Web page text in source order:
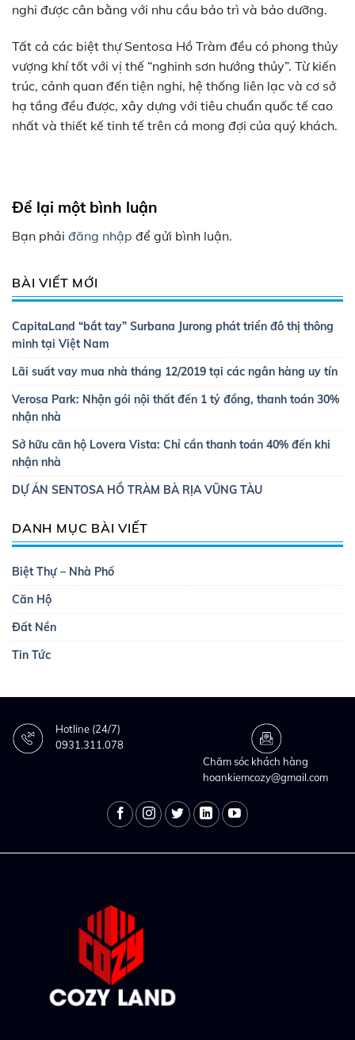
nghi được cân bằng với nhu cầu bảo trì và bảo dưỡng.
Tất cả các biệt thự Sentosa Hồ Tràm đều có phong thủy
vượng khí tốt với vị thế “nghinh sơn hướng thủy”. Từ kiến
trúc, cảnh quan đến tiện nghi, hệ thống liên lạc và cơ sở
hạ tầng đều được, xây dựng với tiêu chuẩn quốc tế cao
nhất và thiết kế tinh tế trên cả mong đợi của quý khách.
Để lại một bình luận
Bạn phải đăng nhập để gửi bình luận.
BÀI VIẾT MỚI
CapitaLand “bắt tay” Surbana Jurong phát triển đô thị thông
minh tại Việt Nam
Lãi suất vay mua nhà tháng 12/2019 tại các ngân hàng uy tín
Verosa Park: Nhận gói nội thất đến 1 tỷ đồng, thanh toán 30%
nhận nhà
Sở hữu căn hộ Lovera Vista: Chỉ cần thanh toán 40% đến khi
nhận nhà
DỰ ÁN SENTOSA HỒ TRÀM BÀ RỊA VŨNG TÀU
DANH MỤC BÀI VIẾT
Biệt Thự – Nhà Phố
Căn Hộ
Đất Nền
Tin Tức
Hotline (24/7)
0931.311.078
Chăm sóc khách hàng
hoankiemcozy@gmail.com